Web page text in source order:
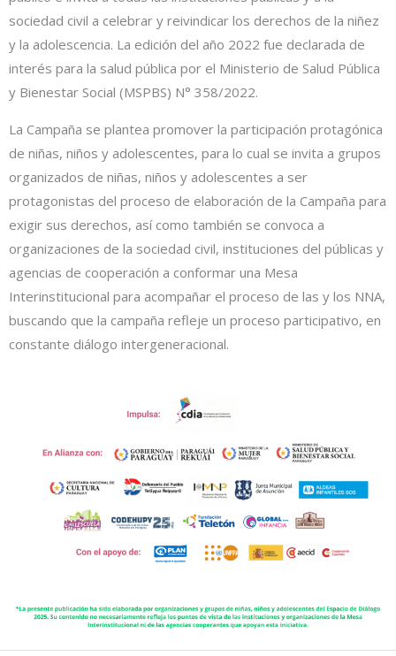
sociedad civil a celebrar y reivindicar los derechos de la niñez
y la adolescencia. La edición del año 2022 fue declarada de
interés para la salud pública por el Ministerio de Salud Pública
y Bienestar Social (MSPBS) N° 358/2022.
La Campaña se plantea promover la participación protagónica
de niñas, niños y adolescentes, para lo cual se invita a grupos
organizados de niñas, niños y adolescentes a ser
protagonistas del proceso de elaboración de la Campaña para
exigir sus derechos, así como también se convoca a
organizaciones de la sociedad civil, instituciones del públicas y
agencias de cooperación a conformar una Mesa
Interinstitucional para acompañar el proceso de las y los NNA,
buscando que la campaña refleje un proceso participativo, en
constante diálogo intergeneracional.